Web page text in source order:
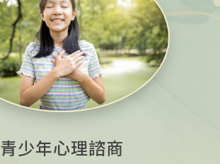
青少年心理諮商